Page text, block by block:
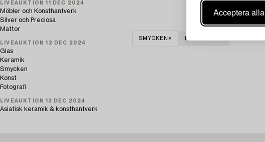
Acceptera alla
LIVEAUKTION 11 DEC 2024
Möbler och Konsthantverk
Silver och Preciosa
Mattor
LIVEAUKTION 12 DEC 2024
Glas
Keramik
Smycken
Konst
Fotografi
LIVEAUKTION 13 DEC 2024
Asiatisk keramik & konsthantverk
SMYCKEN RENSA ALLA